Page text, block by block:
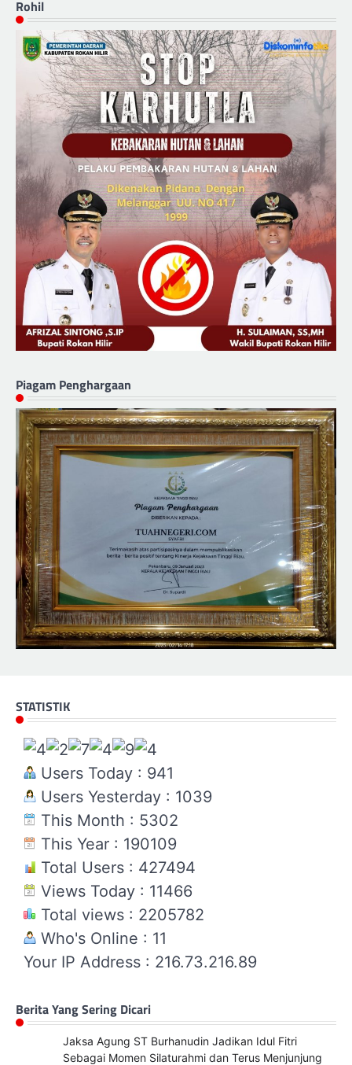
Rohil
Piagam Penghargaan
STATISTIK
Users Today : 941
Users Yesterday : 1039
This Month : 5302
This Year : 190109
Total Users : 427494
Views Today : 11466
Total views : 2205782
Who's Online : 11
Your IP Address : 216.73.216.89
Berita Yang Sering Dicari
Jaksa Agung ST Burhanudin Jadikan Idul Fitri
Sebagai Momen Silaturahmi dan Terus Menjunjung